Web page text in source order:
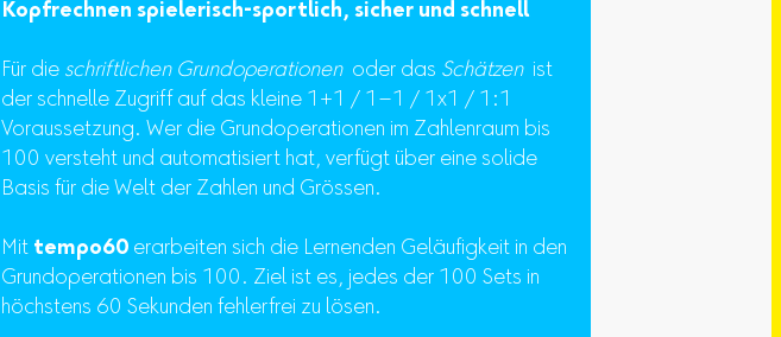
Kopfrechnen spielerisch-sportlich, sicher und schnell
Für die schriftlichen Grundoperationenoder das Schätzenist
der schnelle Zugriff auf das kleine 1+1 / 1–1 / 1x1 / 1:1
Voraussetzung. Wer die Grundoperationen im Zahlenraum bis
100 versteht und automatisiert hat, verfügt über eine solide
Basis für die Welt der Zahlen und Grössen.
Mit tempo60 erarbeiten sich die Lernenden Geläufigkeit in den
Grundoperationen bis 100. Ziel ist es, jedes der 100 Sets in
höchstens 60 Sekunden fehlerfrei zu lösen.